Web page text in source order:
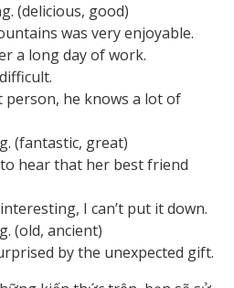
(delicious, good)
was very enjoyable.
a long day of work.
person, he knows a lot of
(fantastic, great)
to hear that her best friend
I can’t put it down.
(old, ancient)
by the unexpected gift.